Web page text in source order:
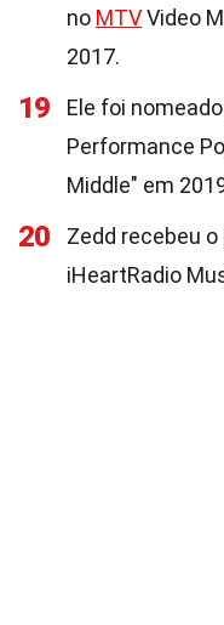
no MTVVideo
2017.
19
Ele foi
Performance
Middle" em
20
Zedd recebeu
iHeartRadio